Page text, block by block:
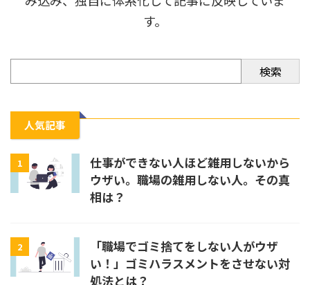
す。
検索
人気記事
1
仕事ができない人ほど雑用しないから
ウザい。職場の雑用しない人。その真
相は？
2
「職場でゴミ捨てをしない人がウザ
い！」ゴミハラスメントをさせない対
処法とは？